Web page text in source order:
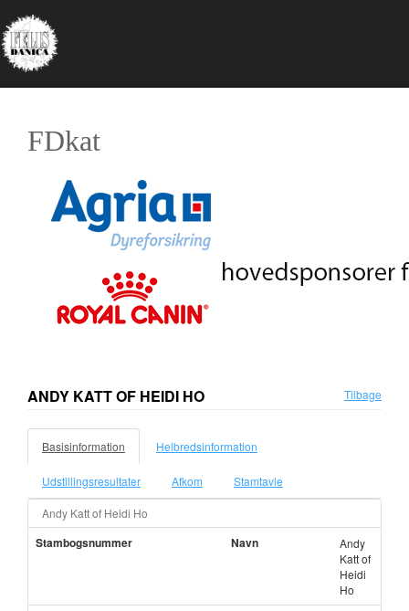
FDkat
ANDY KATT OF HEIDI HO Tilbage
Basisinformation Helbredsinformation
Udstillingsresultater Afkom Stamtavle
Andy Katt of Heidi Ho
Stambogsnummer Navn
Andy
Katt of
Heidi
Ho